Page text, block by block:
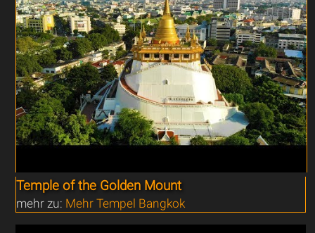
Temple of the Golden Mount
mehr zu: Mehr Tempel Bangkok